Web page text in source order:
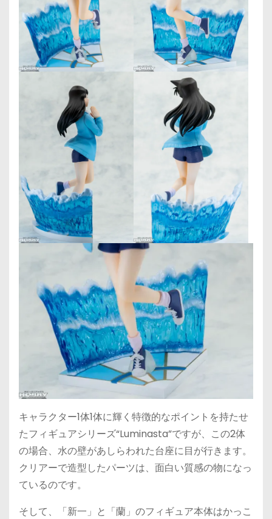
キャラクター1体1体に輝く特徴的なポイントを持たせ
たフィギュアシリーズ“Luminasta”ですが、この2体
の場合、水の壁があしらわれた台座に目が行きます。
クリアーで造型したパーツは、面白い質感の物になっ
ているのです。
そして、「新一」と「蘭」のフィギュア本体はかっこ